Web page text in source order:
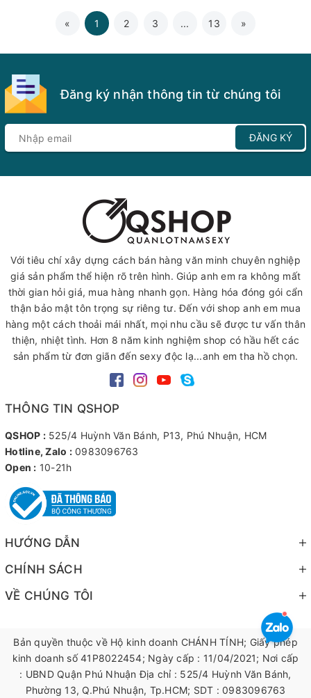
« 1 2 3 ... 13 »
Đăng ký nhận thông tin từ chúng tôi
ĐĂNG KÝ
Với tiêu chí xây dựng cách bán hàng văn minh chuyên nghiệp
giá sản phẩm thể hiện rõ trên hình. Giúp anh em ra không mất
thời gian hỏi giá, mua hàng nhanh gọn. Hàng hóa đóng gói cẩn
thận bảo mật tôn trọng sự riêng tư. Đến với shop anh em mua
hàng một cách thoải mái nhất, mọi nhu cầu sẽ được tư vấn thân
thiện, nhiệt tình. Hơn 8 năm kinh nghiệm shop có hầu hết các
sản phẩm từ đơn giãn đến sexy độc lạ...anh em tha hồ chọn.
THÔNG TIN QSHOP
QSHOP : 525/4 Huỳnh Văn Bánh, P13, Phú Nhuận, HCM
Hotline, Zalo : 0983096763
Open : 10-21h
HƯỚNG DẪN
CHÍNH SÁCH
VỀ CHÚNG TÔI
Bản quyền thuộc về Hộ kinh doanh CHÁNH TÍNH; Giấy phép
kinh doanh số 41P8022454; Ngày cấp : 11/04/2021; Nơi cấp
: UBND Quận Phú Nhuận Địa chỉ : 525/4 Huỳnh Văn Bánh,
Phường 13, Q.Phú Nhuận, Tp.HCM; SDT : 0983096763